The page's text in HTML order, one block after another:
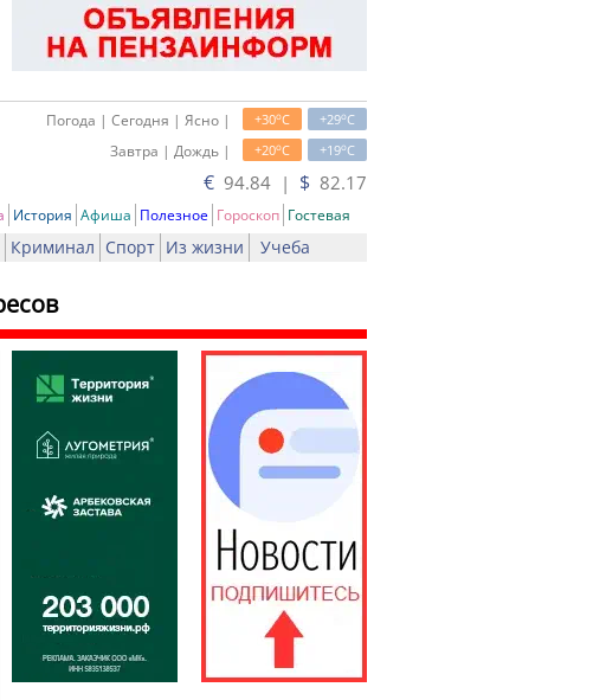
+29oC
+30oC
Погода | Сегодня | Ясно |
+19oC
+20oC
Завтра | Дождь |
€ 94.84 | $ 82.17
История Афиша Полезное Гороскоп Гостевая
Криминал Спорт Из жизни Учеба
Печать